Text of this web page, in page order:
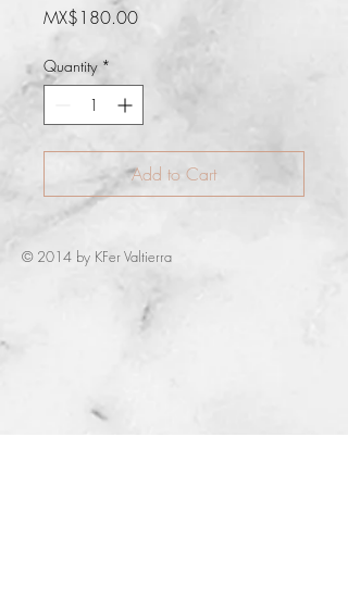
MX$180.00Price
Quantity *
Add to Cart
© 2014 by KFer Valtierra